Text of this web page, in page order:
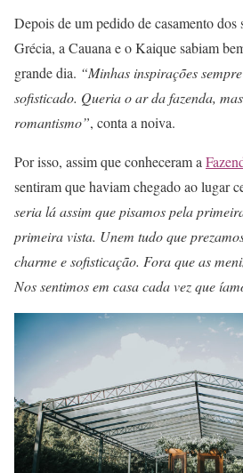
Depois de um pedido de casamento dos
Grécia, a Cauana e o Kaique sabiam
grande dia. “Minhas inspirações
sofisticado. Queria o ar da fazenda,
romantismo”, conta a noiva.
Por isso, assim que conheceram a
sentiram que haviam chegado ao lugar
seria lá assim que pisamos pela
primeira vista. Unem tudo que
charme e sofisticação. Fora que as
Nos sentimos em casa cada vez que